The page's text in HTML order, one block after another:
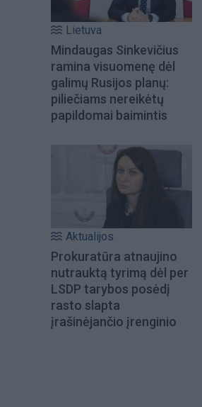
Lietuva
Mindaugas Sinkevičius
ramina visuomenę dėl
galimų Rusijos planų:
piliečiams nereikėtų
papildomai baimintis
Aktualijos
Prokuratūra atnaujino
nutrauktą tyrimą dėl per
LSDP tarybos posėdį
rasto slapta
įrašinėjančio įrenginio